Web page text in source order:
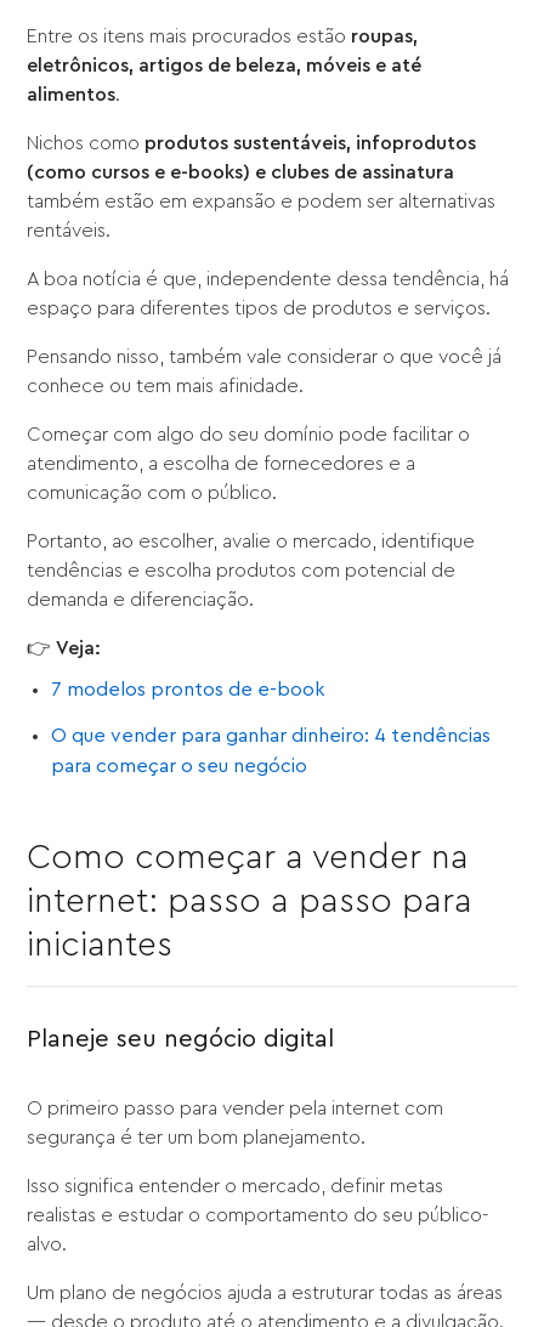
Entre os itens mais procurados estão roupas,
eletrônicos, artigos de beleza, móveis e até
alimentos.
Nichos como produtos sustentáveis, infoprodutos
(como cursos e e-books) e clubes de assinatura
também estão em expansão e podem ser alternativas
rentáveis.
A boa notícia é que, independente dessa tendência, há
espaço para diferentes tipos de produtos e serviços.
Pensando nisso, também vale considerar o que você já
conhece ou tem mais afinidade.
Começar com algo do seu domínio pode facilitar o
atendimento, a escolha de fornecedores e a
comunicação com o público.
Portanto, ao escolher, avalie o mercado, identifique
tendências e escolha produtos com potencial de
demanda e diferenciação.
👉Veja:
7 modelos prontos de e-book
O que vender para ganhar dinheiro: 4 tendências
para começar o seu negócio
Como começar a vender na
internet: passo a passo para
iniciantes
Planeje seu negócio digital
O primeiro passo para vender pela internet com
segurança é ter um bom planejamento.
Isso significa entender o mercado, definir metas
realistas e estudar o comportamento do seu público-
alvo.
Um plano de negócios ajuda a estruturar todas as áreas
— desde o produto até o atendimento e a divulgação.